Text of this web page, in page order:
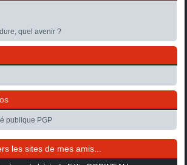
quel avenir ?
publique PGP
les sites de mes amis...